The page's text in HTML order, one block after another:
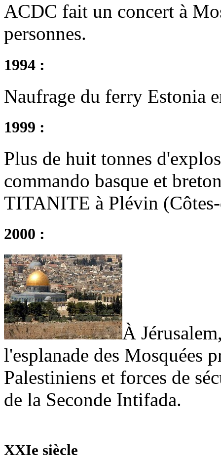
ACDC fait un concert à
personnes.
1994 :
Naufrage du ferry Estonia
1999 :
Plus de huit tonnes
commando basque et
TITANITE à Plévin
2000 :
À
l'esplanade des Mosquées
Palestiniens et forces de
de la Seconde Intifada.
XXIe siècle